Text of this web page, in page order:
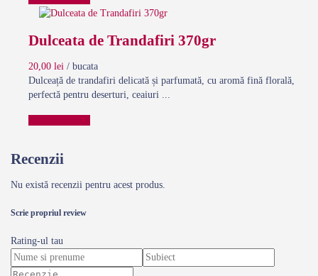
Dulceata de Trandafiri 370gr
20,00 lei / bucata
Dulceață de trandafiri delicată și parfumată, cu aromă fină florală,
perfectă pentru deserturi, ceaiuri ...
Recenzii
Nu există recenzii pentru acest produs.
Scrie propriul review
Rating-ul tau